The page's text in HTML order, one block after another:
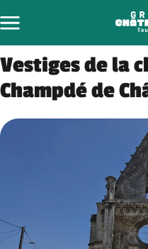
to
content
Vestiges de la
Champdé de